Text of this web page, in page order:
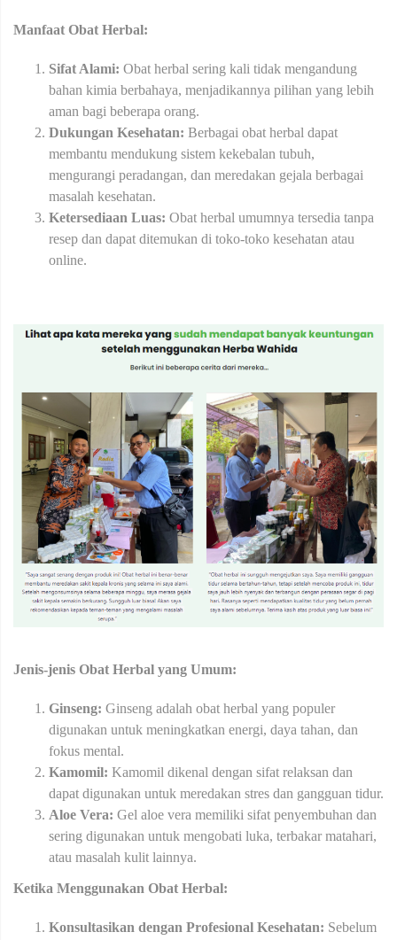
Manfaat Obat Herbal:
Sifat Alami: Obat herbal sering kali tidak mengandung
bahan kimia berbahaya, menjadikannya pilihan yang lebih
aman bagi beberapa orang.
Dukungan Kesehatan: Berbagai obat herbal dapat
membantu mendukung sistem kekebalan tubuh,
mengurangi peradangan, dan meredakan gejala berbagai
masalah kesehatan.
Ketersediaan Luas: Obat herbal umumnya tersedia tanpa
resep dan dapat ditemukan di toko-toko kesehatan atau
online.
Jenis-jenis Obat Herbal yang Umum:
Ginseng: Ginseng adalah obat herbal yang populer
digunakan untuk meningkatkan energi, daya tahan, dan
fokus mental.
Kamomil: Kamomil dikenal dengan sifat relaksan dan
dapat digunakan untuk meredakan stres dan gangguan tidur.
Aloe Vera: Gel aloe vera memiliki sifat penyembuhan dan
sering digunakan untuk mengobati luka, terbakar matahari,
atau masalah kulit lainnya.
Ketika Menggunakan Obat Herbal:
Konsultasikan dengan Profesional Kesehatan: Sebelum